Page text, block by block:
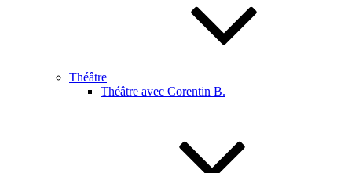
Théâtre
Théâtre avec Corentin B.